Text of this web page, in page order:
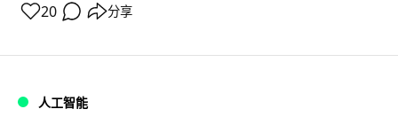
20 分享
人工智能